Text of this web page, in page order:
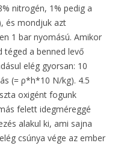
nitrogén, 1% pedig a
és mondjuk azt
1 bar nyomású. Amikor
téged a benned levő
elég gyorsan: 10
(= ρ*h*10 N/kg). 4.5
oxigént fogunk
felett idegméreggé
alakul ki, ami sajna
csúnya vége az ember